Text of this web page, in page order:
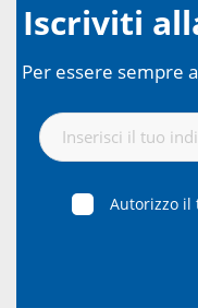
Iscriviti
Per essere sempre
Autorizzo il